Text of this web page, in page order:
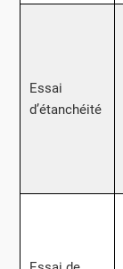
Essai
d’étanchéité